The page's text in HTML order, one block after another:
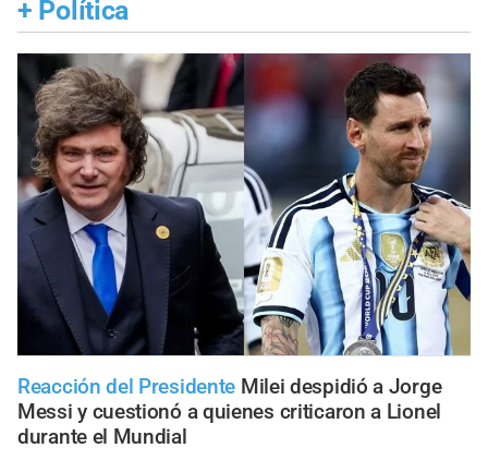
+ Política
Reacción del Presidente Milei despidió a Jorge
Messi y cuestionó a quienes criticaron a Lionel
durante el Mundial